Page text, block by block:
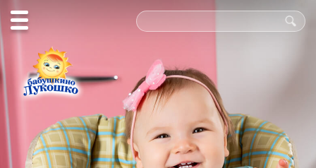
Польза
в каждой
ложке!